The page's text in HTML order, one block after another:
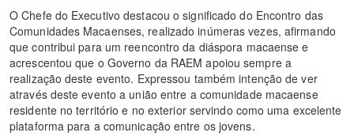
O Chefe do Executivo destacou o significado do Encontro das
Comunidades Macaenses, realizado inúmeras vezes, afirmando
que contribui para um reencontro da diáspora macaense e
acrescentou que o Governo da RAEM apoiou sempre a
realização deste evento. Expressou também intenção de ver
através deste evento a união entre a comunidade macaense
residente no território e no exterior servindo como uma excelente
plataforma para a comunicação entre os jovens.